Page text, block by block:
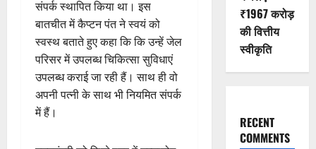
संपर्क स्थापित किया था। इस
बातचीत में कैप्टन पंत ने स्वयं को
स्वस्थ बताते हुए कहा कि कि उन्हें जेल
परिसर में उपलब्ध चिकित्सा सुविधाएं
उपलब्ध कराई जा रही हैं। साथ ही वो
अपनी पत्नी के साथ भी नियमित संपर्क
में हैं।
₹1967 करोड़
की वित्तीय
स्वीकृति
RECENT
COMMENTS